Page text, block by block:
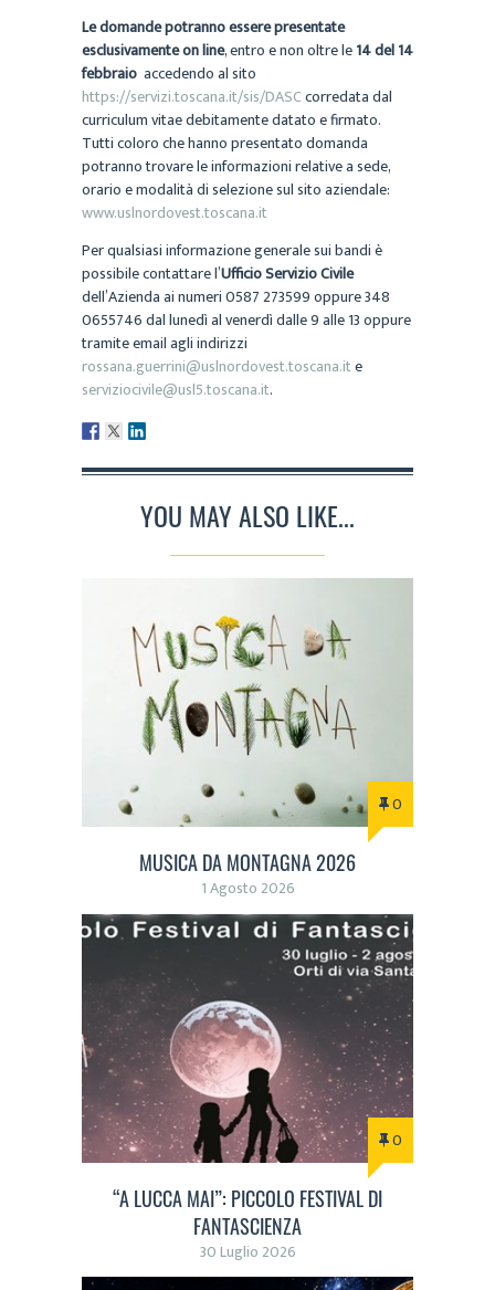
Le domande potranno essere presentate
esclusivamente on line, entro e non oltre le14 del 14
febbraio accedendo al sito
https://servizi.toscana.it/sis/DASCcorredata dal
curriculum vitae debitamente datato e firmato.
Tutti coloro che hanno presentato domanda
potranno trovare le informazioni relative a sede,
orario e modalità di selezione sul sito aziendale:
www.uslnordovest.toscana.it
Per qualsiasi informazione generale sui bandi è
possibile contattare l’Ufficio Servizio Civile
dell’Azienda ai numeri 0587 273599 oppure 348
0655746 dal lunedì al venerdì dalle 9 alle 13 oppure
tramite email agli indirizzi
rossana.guerrini@uslnordovest.toscana.ite
serviziocivile@usl5.toscana.it.
YOU MAY ALSO LIKE...
0
MUSICA DA MONTAGNA 2026
1 Agosto 2026
0
“A LUCCA MAI”: PICCOLO FESTIVAL DI
FANTASCIENZA
30 Luglio 2026